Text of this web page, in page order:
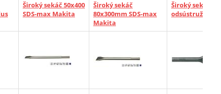
Široký sekáč 50x400
SDS-max Makita
Široký sekáč
80x300mm SDS-max
Makita
Široký sekáč